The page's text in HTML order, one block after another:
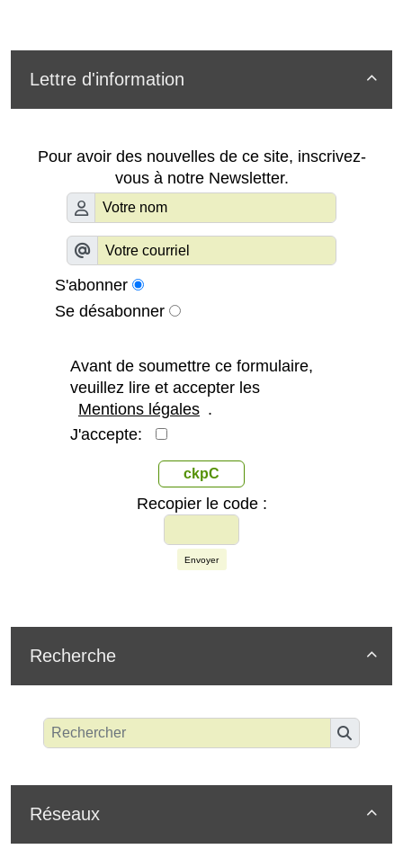

Lettre d'information
Pour avoir des nouvelles de ce site, inscrivez-
vous à notre Newsletter.
S'abonner
Se désabonner
Avant de soumettre ce formulaire,
veuillez lire et accepter les
Mentions légales .
J'accepte:
ckpC
Recopier le code :
Envoyer

Recherche

Réseaux